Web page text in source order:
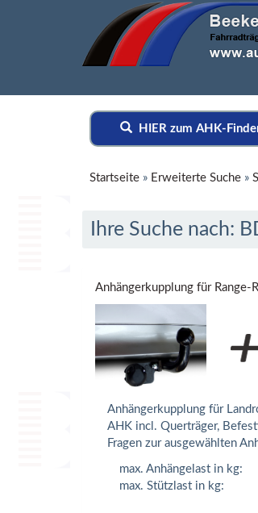
HIER zum AHK-
Startseite » Erweiterte Suche »
Ihre Suche nach:
Anhängerkupplung für
Anhängerkupplung für
AHK incl. Querträger,
Fragen zur ausgewählten
max. Anhängelast in kg:
max. Stützlast in kg: